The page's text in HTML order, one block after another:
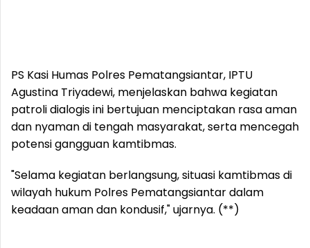
PS Kasi Humas Polres Pematangsiantar, IPTU
Agustina Triyadewi, menjelaskan bahwa kegiatan
patroli dialogis ini bertujuan menciptakan rasa aman
dan nyaman di tengah masyarakat, serta mencegah
potensi gangguan kamtibmas.
"Selama kegiatan berlangsung, situasi kamtibmas di
wilayah hukum Polres Pematangsiantar dalam
keadaan aman dan kondusif," ujarnya. (**)